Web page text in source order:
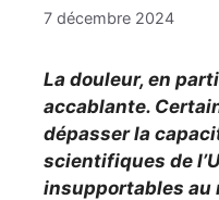
7 décembre 2024
La douleur, en
accablante.
dépasser la
scientifiques de
insupportables au